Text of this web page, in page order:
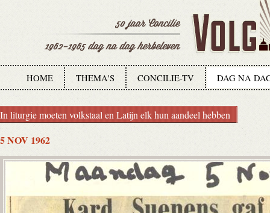
HOME THEMA'S CONCILIE-TV DAG NA
In liturgie moeten volkstaal en Latijn elk hun aandeel hebben
5 NOV 1962